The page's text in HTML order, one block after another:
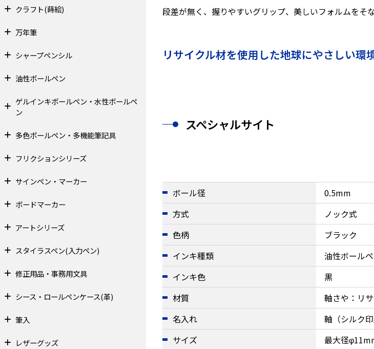
段差が無く、握りやすいグリップ、美しいフォルムをそ
リサイクル材を使用した地球にやさしい環
スペシャルサイト
ボール径
0.5mm
方式
ノック式
色柄
ブラック
インキ種類
油性ボール
インキ色
黒
材質
軸さや：リ
名入れ
軸（シルク
サイズ
最大径
クラフト(蒔絵)
万年筆
シャープペンシル
油性ボールペン
ゲルインキボールペン・水性ボールペ
ン
多色ボールペン・多機能筆記具
フリクションシリーズ
サインペン・マーカー
ボードマーカー
アートシリーズ
スタイラスペン(入力ペン)
修正用品・事務用文具
シース・ロールペンケース(革)
筆入
レザーグッズ